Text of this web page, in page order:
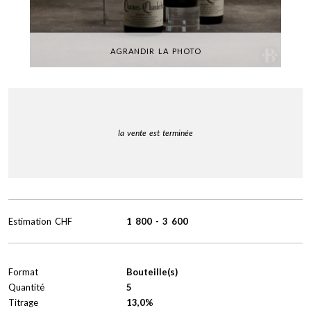
AGRANDIR LA PHOTO
la vente est terminée
Format
Bouteille(s)
Quantité
5
Titrage
13,0%
Estimation CHF 1 800 - 3 600